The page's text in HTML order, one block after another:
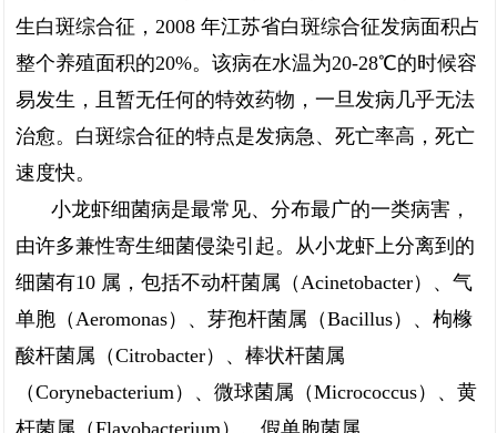
生白斑综合征，2008 年江苏省白斑综合征发病面积占
整个养殖面积的20%。该病在水温为20-28℃的时候容
易发生，且暂无任何的特效药物，一旦发病几乎无法
治愈。白斑综合征的特点是发病急、死亡率高，死亡
速度快。
小龙虾细菌病是最常见、分布最广的一类病害，
由许多兼性寄生细菌侵染引起。从小龙虾上分离到的
细菌有10 属，包括不动杆菌属（Acinetobacter）、气
单胞（Aeromonas）、芽孢杆菌属（Bacillus）、枸橼
酸杆菌属（Citrobacter）、棒状杆菌属
（Corynebacterium）、微球菌属（Micrococcus）、黄
杆菌属（Flavobacterium）、假单胞菌属